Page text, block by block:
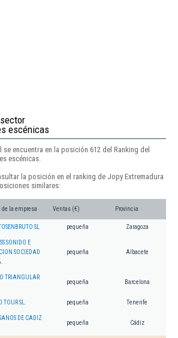
escénicas
se encuentra en la posición 612 del Ranking del
escénicas.
la posición en el ranking de Jopy Extremadura
similares:
de la empresa Ventas (€) Provincia
SL pequeña Zaragoza
SONIDO E
SOCIEDAD
pequeña Albacete
TRIANGULAR
pequeña Barcelona
TOUR SL. pequeña Tenerife
DE CADIZ
pequeña Cádiz